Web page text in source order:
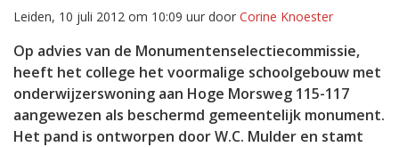
Leiden, 10 juli 2012 om 10:09 uur door Corine Knoester
Op advies van de Monumentenselectiecommissie,
heeft het college het voormalige schoolgebouw met
onderwijzerswoning aan Hoge Morsweg 115-117
aangewezen als beschermd gemeentelijk monument.
Het pand is ontworpen door W.C. Mulder en stamt